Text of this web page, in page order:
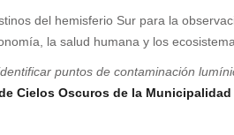
del hemisferio Sur para la
la salud humana y los
puntos de contaminación
Cielos Oscuros de la